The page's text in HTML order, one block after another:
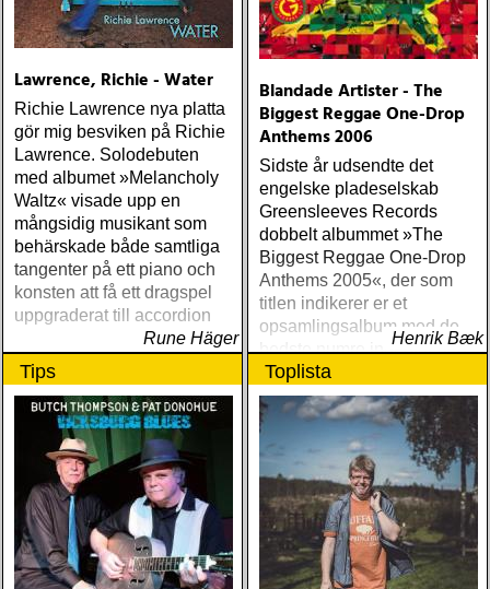
(Blue Note) Lucinda
Williams Blessed (Lost
Highway) Various The
Fame Studios Story 1961-
1973 (Kent) Steve Earle I’ll
Never Get Out Of This
Star Orchestra The Beat
and the Melody (Rootsy)
Chip Taylor Rock and Roll
Joe (Trainwreck) Israel
Nash Gripka Barn Doors &
Concrete Floors
(Continental Song City)
Levon Helm Live At The
Ryman (Vanguard) Kjell
Gustavsson and the
Rhythm 'n' Blues Orchestra
The Boogie Boys (KG
Music Production) Nick
Lowe The Old Magic
(Proper) Tom Waits Bad As
Me (Anti) Chip Taylor w
Paal Flaata & Ida Jenshus
On This Darkest Day
Lawrence, Richie - Water
Richie Lawrence nya platta
gör mig besviken på Richie
Lawrence. Solodebuten
med albumet »Melancholy
Waltz« visade upp en
mångsidig musikant som
behärskade både samtliga
tangenter på ett piano och
konsten att få ett dragspel
uppgraderat till accordion
Rune Häger
Blandade Artister - The
Biggest Reggae One-Drop
Anthems 2006
Sidste år udsendte det
engelske pladeselskab
Greensleeves Records
dobbelt albummet »The
Biggest Reggae One-Drop
Anthems 2005«, der som
titlen indikerer er et
opsamlingsalbum med de
bedste numre indenfor den
populære reggaestil kaldet
one-drop
Henrik Bæk
Tips Toplista